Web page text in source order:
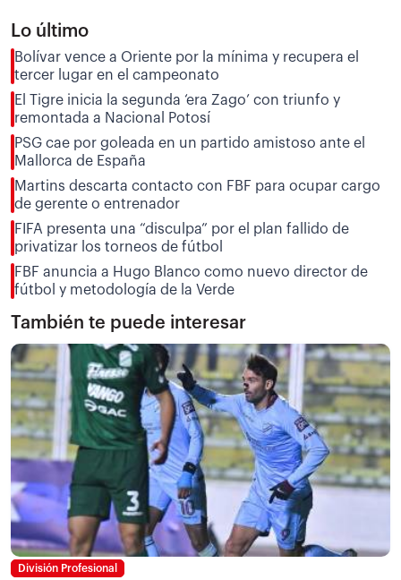
Lo último
Bolívar vence a Oriente por la mínima y recupera el
tercer lugar en el campeonato
El Tigre inicia la segunda ‘era Zago’ con triunfo y
remontada a Nacional Potosí
PSG cae por goleada en un partido amistoso ante el
Mallorca de España
Martins descarta contacto con FBF para ocupar cargo
de gerente o entrenador
FIFA presenta una “disculpa” por el plan fallido de
privatizar los torneos de fútbol
FBF anuncia a Hugo Blanco como nuevo director de
fútbol y metodología de la Verde
También te puede interesar
División Profesional